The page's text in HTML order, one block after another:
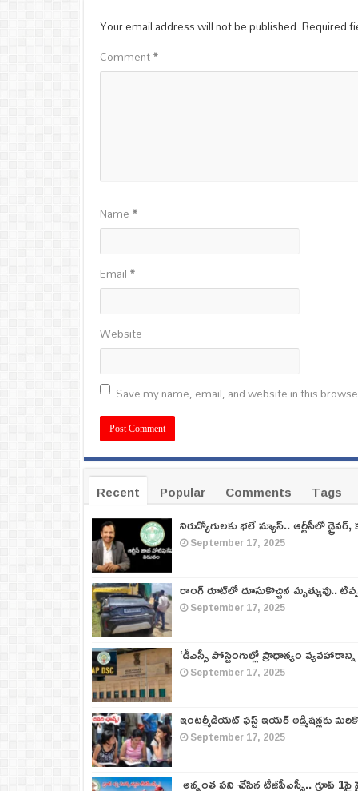
Your email address will not be published.Required
Comment*
Name*
Email*
Website
Save my name, email, and website in this
Recent Popular Comments
Tags
నిరుద్యోగులకు భలే న్యూస్.. ఆర్టీసీలో
September 17, 2025
రాంగ్ రూట్‌లో దూసుకొచ్చిన మృత్యువు..
September 17, 2025
‘డీఎస్సీ పోస్టింగుల్లో ప్రాధాన్యం
September 17, 2025
ఇంటర్మీడియట్ ఫస్ట్‌ ఇయర్‌ అడ్మిషన్లకు
September 17, 2025
అన్నంత పని చేసిన టీజీపీఎస్సీ.. గ్రూప్‌